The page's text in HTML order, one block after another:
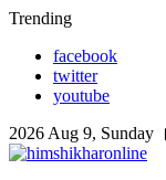
Skip
content
Trending
facebook
twitter
youtube
2026 Aug 9, Sunday